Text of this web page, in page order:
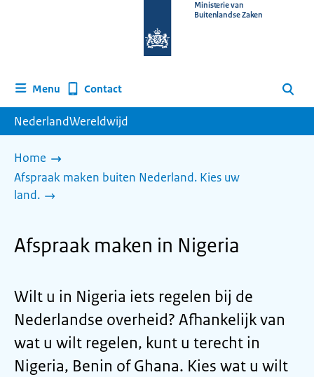
homepage
Ministerie van
Buitenlandse Zaken
Menu Contact Zoeken
NederlandWereldwijd
Home
Afspraak maken buiten Nederland. Kies uw
land.
Afspraak maken in Nigeria
Wilt u in Nigeria iets regelen bij de
Nederlandse overheid? Afhankelijk van
wat u wilt regelen, kunt u terecht in
Nigeria, Benin of Ghana. Kies wat u wilt